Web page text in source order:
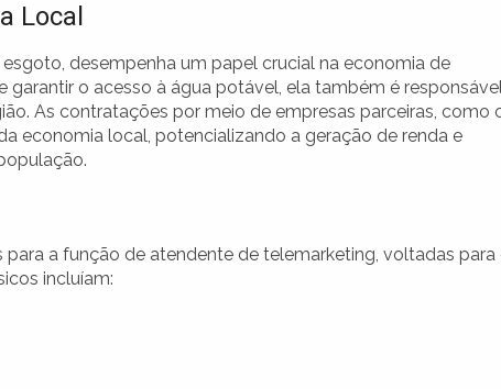
Local
desempenha um papel crucial na economia de
garantir o acesso à água potável, ela também é
As contratações por meio de empresas parceiras, como
economia local, potencializando a geração de renda e
a função de atendente de telemarketing, voltadas para
incluíam: